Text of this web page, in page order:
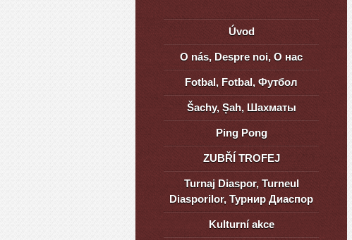
Úvod
O nás, Despre noi, О нас
Fotbal, Fotbal, Футбол
Šachy, Șah, Шахматы
Ping Pong
ZUBŘÍ TROFEJ
Turnaj Diaspor, Turneul
Diasporilor, Турнир Диаспор
Kulturní akce